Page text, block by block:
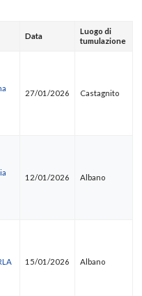
Data
Luogo di
tumulazione
27/01/2026 Castagnito
12/01/2026 Albano
15/01/2026 Albano